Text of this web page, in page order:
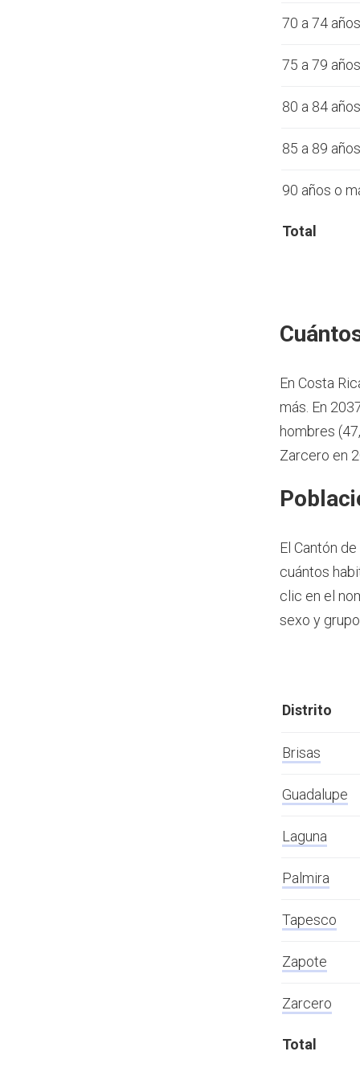
70 a 74 años
75 a 79 años
80 a 84 años
85 a 89 años
90 años o
Total
En Costa
más. En
hombres
Zarcero en
El Cantón
cuántos
clic en el
sexo y
Distrito
Brisas
Guadalupe
Laguna
Palmira
Tapesco
Zapote
Zarcero
Total